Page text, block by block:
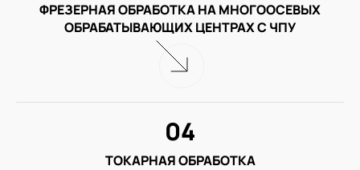
ФРЕЗЕРНАЯ ОБРАБОТКА НА МНОГООСЕВЫХ
ОБРАБАТЫВАЮЩИХ ЦЕНТРАХ С ЧПУ
ТОКАРНАЯ ОБРАБОТКА
04